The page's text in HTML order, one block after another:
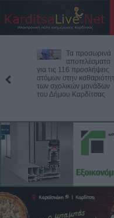
Τα προσωρινά
αποτελέσματα
για τις 116 προσλήψεις
ατόμων στην καθαριότητα
των σχολικών μονάδων
του Δήμου Καρδίτσας